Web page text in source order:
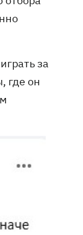
за
где он